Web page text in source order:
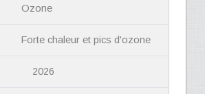
Ozone
Forte chaleur et pics d'ozone
2026